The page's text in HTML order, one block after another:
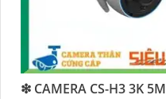
❇ CAMERA CS-H3 3K